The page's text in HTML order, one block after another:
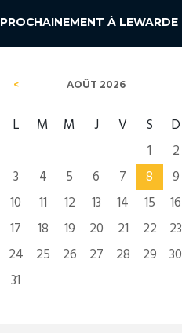
PROCHAINEMENT À LEWARDE
AOÛT 2026
L M M J V S
D
1
2
3
4 5 6 7 8
9
10
11 12 13 14 15
16
17
18 19 20 21 22
23
24
25 26 27 28 29
30
31